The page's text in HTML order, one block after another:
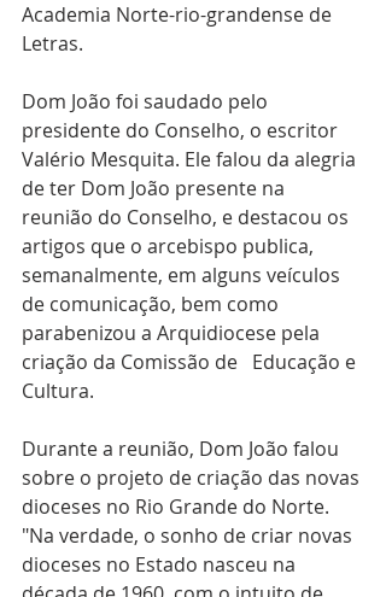
Academia Norte-rio-grandense de
Letras.
Dom João foi saudado pelo
presidente do Conselho, o escritor
Valério Mesquita. Ele falou da alegria
de ter Dom João presente na
reunião do Conselho, e destacou os
artigos que o arcebispo publica,
semanalmente, em alguns veículos
de comunicação, bem como
parabenizou a Arquidiocese pela
criação da Comissão de   Educação e
Cultura.
Durante a reunião, Dom João falou
sobre o projeto de criação das novas
dioceses no Rio Grande do Norte.
"Na verdade, o sonho de criar novas
dioceses no Estado nasceu na